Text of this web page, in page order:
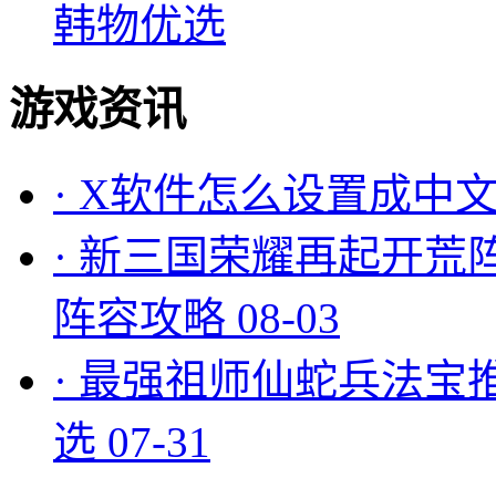
韩物优选
游戏资讯
· X软件怎么设置成中
· 新三国荣耀再起开荒
阵容攻略 08-03
· 最强祖师仙蛇兵法宝
选 07-31